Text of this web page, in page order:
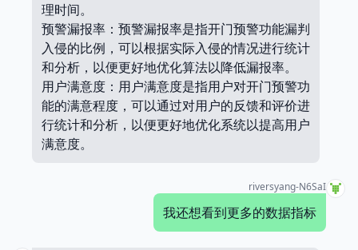
理时间。
预警漏报率：预警漏报率是指开门预警功能漏判
入侵的比例，可以根据实际入侵的情况进行统计
和分析，以便更好地优化算法以降低漏报率。
用户满意度：用户满意度是指用户对开门预警功
能的满意程度，可以通过对用户的反馈和评价进
行统计和分析，以便更好地优化系统以提高用户
满意度。
riversyang-N6SaI
我还想看到更多的数据指标